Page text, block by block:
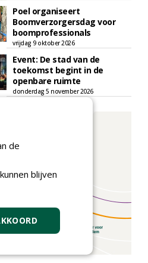
Poel organiseert
Boomverzorgersdag voor
boomprofessionals
vrijdag 9 oktober 2026
Event: De stad van de
toekomst begint in de
openbare ruimte
donderdag 5 november 2026
de
blijven